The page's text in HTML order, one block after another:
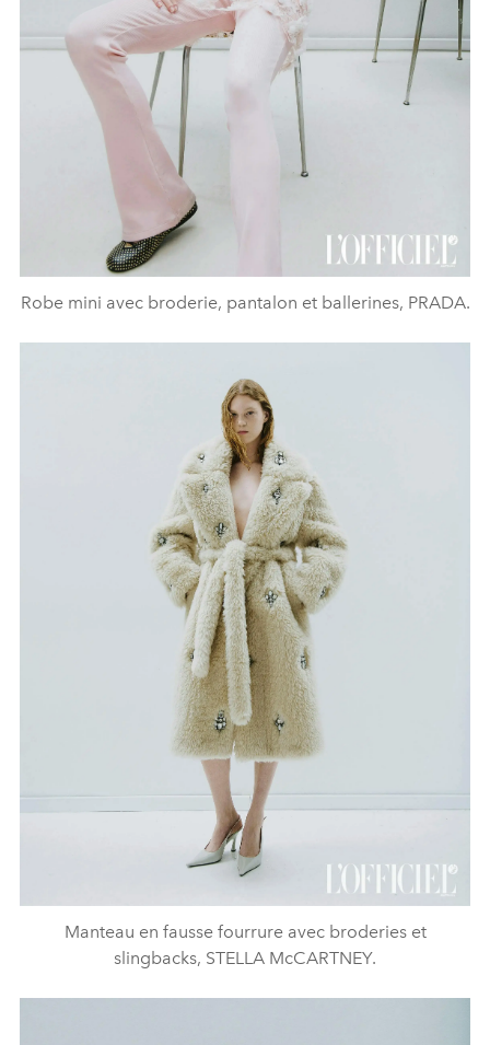
Robe mini avec broderie, pantalon et ballerines, PRADA.
Manteau en fausse fourrure avec broderies et
slingbacks, STELLA McCARTNEY.